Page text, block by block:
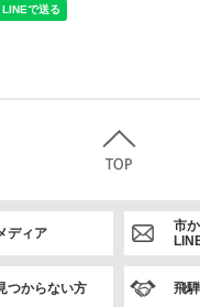
ディア
市
つからない方 飛